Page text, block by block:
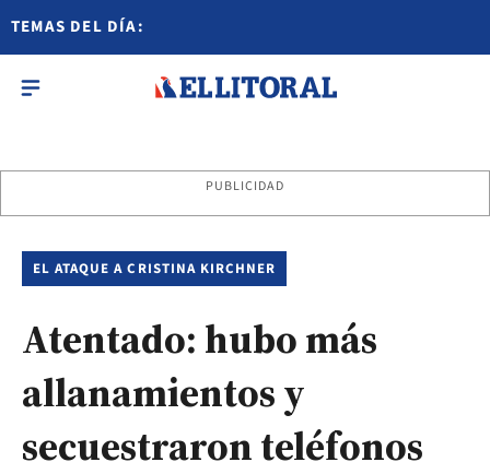
TEMAS DEL DÍA:
PUBLICIDAD
EL ATAQUE A CRISTINA KIRCHNER
Atentado: hubo más
allanamientos y
secuestraron teléfonos